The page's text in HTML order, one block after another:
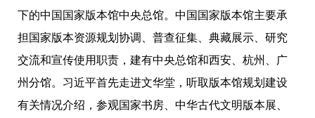
下的中国国家版本馆中央总馆。中国国家版本馆主要承
担国家版本资源规划协调、普查征集、典藏展示、研究
交流和宣传使用职责，建有中央总馆和西安、杭州、广
州分馆。习近平首先走进文华堂，听取版本馆规划建设
有关情况介绍，参观国家书房、中华古代文明版本展、